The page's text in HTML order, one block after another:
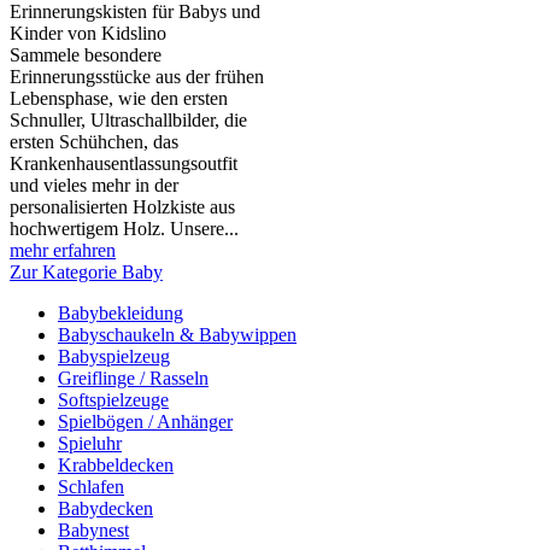
Erinnerungskisten für Babys und
Kinder von Kidslino
Sammele besondere
Erinnerungsstücke aus der frühen
Lebensphase, wie den ersten
Schnuller, Ultraschallbilder, die
ersten Schühchen, das
Krankenhausentlassungsoutfit
und vieles mehr in der
personalisierten Holzkiste aus
hochwertigem Holz. Unsere...
mehr erfahren
Zur Kategorie Baby
Babybekleidung
Babyschaukeln & Babywippen
Babyspielzeug
Greiflinge / Rasseln
Softspielzeuge
Spielbögen / Anhänger
Spieluhr
Krabbeldecken
Schlafen
Babydecken
Babynest